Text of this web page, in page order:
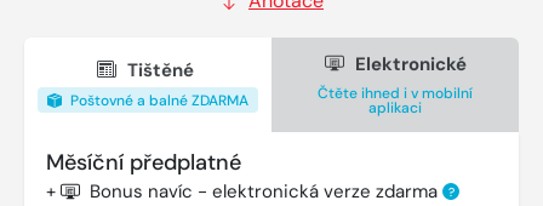
Tištěné
Poštovné a balné ZDARMA
Elektronické
Čtěte ihned i v mobilní
aplikaci
Měsíční předplatné
+ Bonus navíc - elektronická verze zdarma ?